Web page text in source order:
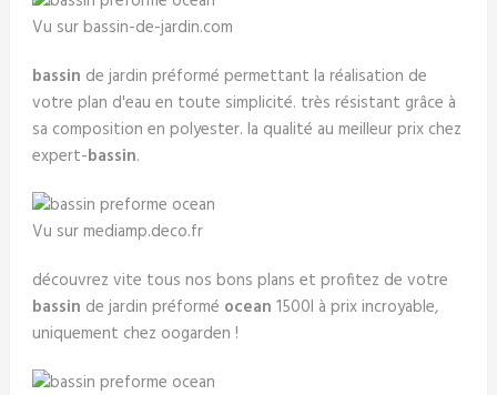
Vu sur bassin-de-jardin.com
bassin de jardin préformé permettant la réalisation de
votre plan d'eau en toute simplicité. très résistant grâce à
sa composition en polyester. la qualité au meilleur prix chez
expert-bassin.
Vu sur mediamp.deco.fr
découvrez vite tous nos bons plans et profitez de votre
bassin de jardin préformé ocean 1500l à prix incroyable,
uniquement chez oogarden !